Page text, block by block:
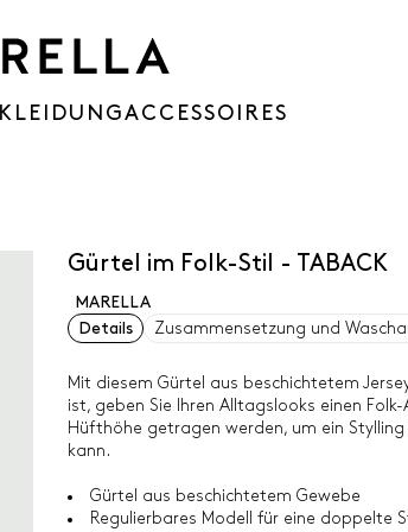
KLEIDUNGACCESSOIRES
Gürtel im Folk-Stil - TABACK
MARELLA
Details
Zusammensetzung und
Mit diesem Gürtel aus beschichtetem
ist, geben Sie Ihren Alltagslooks einen
Hüfthöhe getragen werden, um ein
kann.
Gürtel aus beschichtetem Gewebe
Regulierbares Modell für eine doppelte